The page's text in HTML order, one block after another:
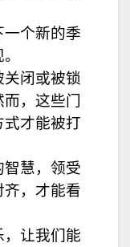
个新的季
闭或被锁
，这些门
才能被打
慧，领受
，才能看
让我们能